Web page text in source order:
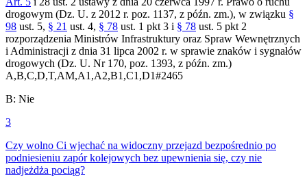
drogowym (Dz. U. z 2012 r. poz. 1137, z późn. zm.), w związku §
98 ust. 5, § 21 ust. 4, § 78 ust. 1 pkt 3 i § 78 ust. 5 pkt 2
rozporządzenia Ministrów Infrastruktury oraz Spraw Wewnętrznych
i Administracji z dnia 31 lipca 2002 r. w sprawie znaków i sygnałów
drogowych (Dz. U. Nr 170, poz. 1393, z późn. zm.)
A,B,C,D,T,AM,A1,A2,B1,C1,D1#2465
B: Nie
3
Czy wolno Ci wjechać na widoczny przejazd bezpośrednio po
podniesieniu zapór kolejowych bez upewnienia się, czy nie
nadjeżdża pociąg?